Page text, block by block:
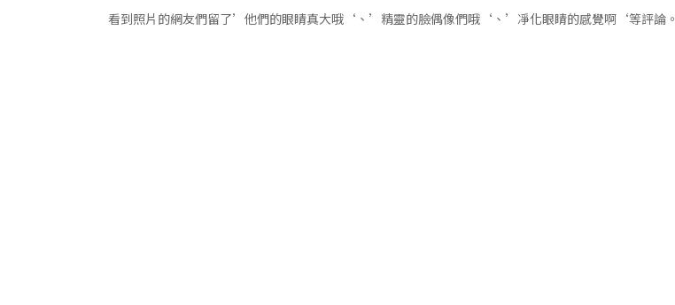
看到照片的網友們留了’他們的眼睛真大哦‘、’精靈的臉偶像們哦‘、’凈化眼睛的感覺啊‘等評論。